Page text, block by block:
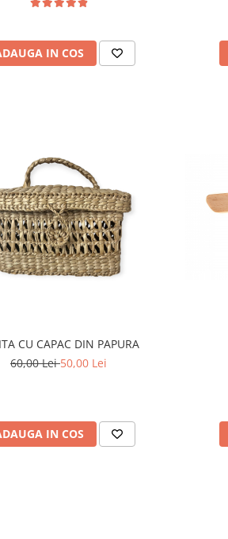
IN COS
CU CAPAC DIN PAPURA
60,00 Lei50,00 Lei
IN COS